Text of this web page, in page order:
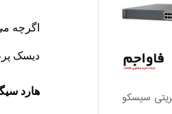
اگرچه
دیسک
هارد
سیسکو